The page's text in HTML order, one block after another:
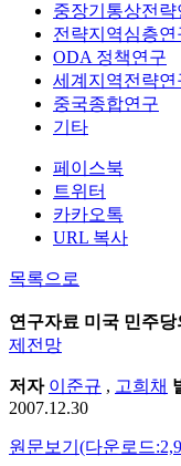
중장기통상전략
전략지역심층연
ODA 정책연구
세계지역전략연
중국종합연구
기타
페이스북
트위터
카카오톡
URL 복사
목록으로
연구자료 미국 민주
제전망
저자 이준규 , 고희채
2007.12.30
원문보기(다운로드